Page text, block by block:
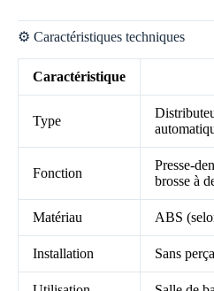
⚙️ Caractéristiques techniques
Caractéristique
Type
Fonction
Presse-
brosse à
Matériau ABS
Installation Sans